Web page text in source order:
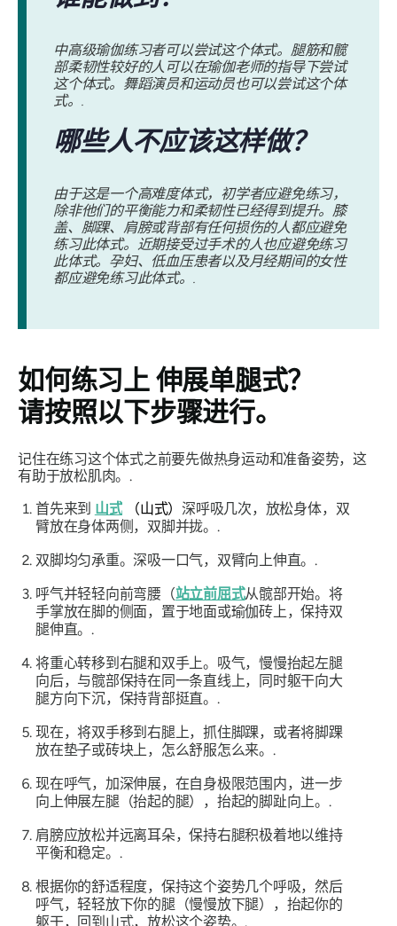
中高级瑜伽练习者可以尝试这个体式。腿筋和髋
部柔韧性较好的人可以在瑜伽老师的指导下尝试
这个体式。舞蹈演员和运动员也可以尝试这个体
式。.
哪些人不应该这样做？
由于这是一个高难度体式，初学者应避免练习，
除非他们的平衡能力和柔韧性已经得到提升。膝
盖、脚踝、肩膀或背部有任何损伤的人都应避免
练习此体式。近期接受过手术的人也应避免练习
此体式。孕妇、低血压患者以及月经期间的女性
都应避免练习此体式。.
如何练习上伸展单腿式？
请按照以下步骤进行。
记住在练习这个体式之前要先做热身运动和准备姿势，这
有助于放松肌肉。.
首先来到 山式 （山式）深呼吸几次，放松身体，双
臂放在身体两侧，双脚并拢。.
双脚均匀承重。深吸一口气，双臂向上伸直。.
呼气并轻轻向前弯腰（站立前屈式从髋部开始。将
手掌放在脚的侧面，置于地面或瑜伽砖上，保持双
腿伸直。.
将重心转移到右腿和双手上。吸气，慢慢抬起左腿
向后，与髋部保持在同一条直线上，同时躯干向大
腿方向下沉，保持背部挺直。.
现在，将双手移到右腿上，抓住脚踝，或者将脚踝
放在垫子或砖块上，怎么舒服怎么来。.
现在呼气，加深伸展，在自身极限范围内，进一步
向上伸展左腿（抬起的腿），抬起的脚趾向上。.
肩膀应放松并远离耳朵，保持右腿积极着地以维持
平衡和稳定。.
根据你的舒适程度，保持这个姿势几个呼吸，然后
呼气，轻轻放下你的腿（慢慢放下腿），抬起你的
躯干，回到山式，放松这个姿势。.